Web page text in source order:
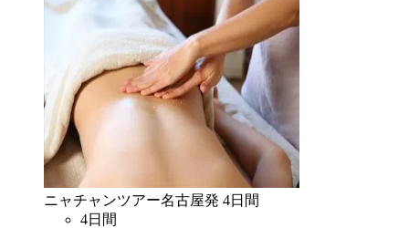
ニャチャンツアー名古屋発 4日間
4日間